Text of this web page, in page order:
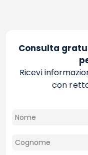
Consulta
Ricevi
con